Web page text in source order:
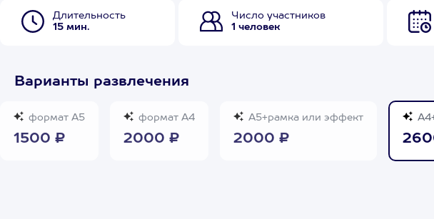
Длительность
15 мин.
Число участников
1 человек
Варианты развлечения
формат А5
1500 ₽
формат А4
2000 ₽
А5+рамка или эффект
2000 ₽